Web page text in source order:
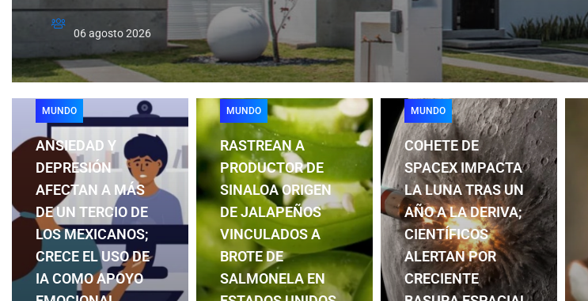
Editor
06 agosto 2026
MUNDO
ANSIEDAD Y
DEPRESIÓN
AFECTAN A MÁS
DE UN TERCIO DE
LOS MEXICANOS;
CRECE EL USO DE
IA COMO APOYO
MUNDO
RASTREAN A
PRODUCTOR DE
SINALOA ORIGEN
DE JALAPEÑOS
VINCULADOS A
BROTE DE
SALMONELA EN
MUNDO
COHETE DE
SPACEX IMPACTA
LA LUNA TRAS UN
AÑO A LA DERIVA;
CIENTÍFICOS
ALERTAN POR
CRECIENTE